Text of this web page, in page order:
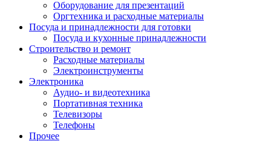
Оборудование для презентаций
Оргтехника и расходные материалы
Посуда и принадлежности для готовки
Посуда и кухонные принадлежности
Строительство и ремонт
Расходные материалы
Электроинструменты
Электроника
Аудио- и видеотехника
Портативная техника
Телевизоры
Телефоны
Прочее